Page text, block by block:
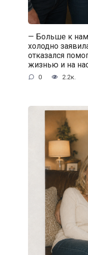
— Больше к
холодно
отказался
жизнью и на
0 2.2к.